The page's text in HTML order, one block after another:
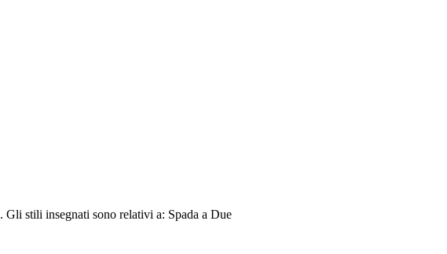
Gli stili insegnati sono relativi a: Spada a Due